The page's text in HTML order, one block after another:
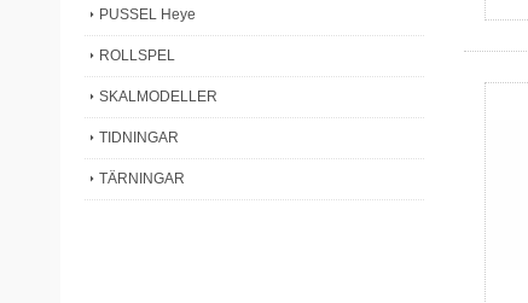
PUSSEL Heye
ROLLSPEL
SKALMODELLER
TIDNINGAR
TÄRNINGAR